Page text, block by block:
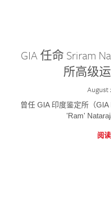
GIA 任命 Sriram
所高级
August
曾任 GIA 印度鉴定所（
'Ram'
阅